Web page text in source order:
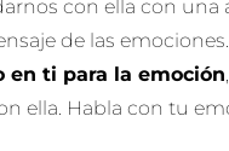
con ella con una
de las emociones.
en ti para la emoción
ella. Habla con tu